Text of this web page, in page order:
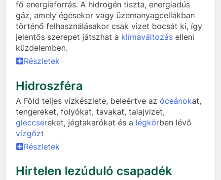
fő energiaforrás. A hidrogén tiszta, energiadús
gáz, amely égésekor vagy üzemanyagcellákban
történő felhasználásakor csak vizet bocsát ki, így
jelentős szerepet játszhat a klímaváltozás elleni
küzdelemben.
Részletek
Hidroszféra
A Föld teljes vízkészlete, beleértve az óceánokat,
tengereket, folyókat, tavakat, talajvizet,
gleccsereket, jégtakarókat és a légkörben lévő
vízgőzt
Részletek
Hirtelen lezúduló csapadék